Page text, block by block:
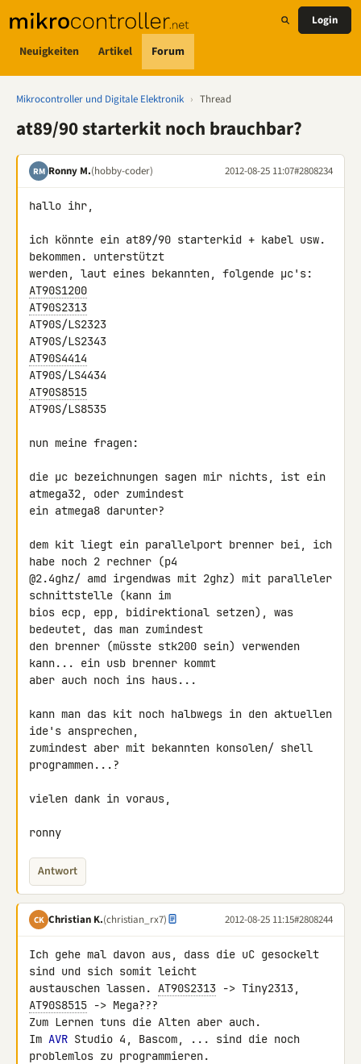
Neuigkeiten Artikel Forum
Login
Mikrocontroller und Digitale Elektronik › Thread
at89/90 starterkit noch brauchbar?
RM Ronny M.(hobby-coder) 2012-08-25 11:07#2808234
hallo ihr,
ich könnte ein at89/90 starterkid + kabel usw.
bekommen. unterstützt
AT90S1200
AT90S2313
AT90S/LS2323
AT90S4414
AT90S8515
AT90S/LS8535
nun meine fragen:
die µc bezeichnungen sagen mir nichts, ist ein
atmega32, oder zumindest
ein atmega8 darunter?
dem kit liegt ein parallelport brenner bei, ich
habe noch 2 rechner (p4
@2.4ghz/ amd irgendwas mit 2ghz) mit paralleler
schnittstelle (kann im
bios ecp, epp, bidirektional setzen), was
bedeutet, das man zumindest
den brenner (müsste stk200 sein) verwenden
kann... ein usb brenner kommt
aber auch noch ins haus...
kann man das kit noch halbwegs in den aktuellen
ide's ansprechen,
zumindest aber mit bekannten konsolen/ shell
programmen...?
vielen dank in voraus,
ronny
Antwort
CK Christian K.(christian_rx7) 2012-08-25 11:15#2808244
Ich gehe mal davon aus, dass die uC gesockelt
sind und sich somit leicht
austauschen lassen. AT90S2313
AT90S8515 -> Mega???
Zum Lernen tuns die Alten aber auch.
Im AVR Studio 4, Bascom, ... sind die noch
problemlos zu programmieren.